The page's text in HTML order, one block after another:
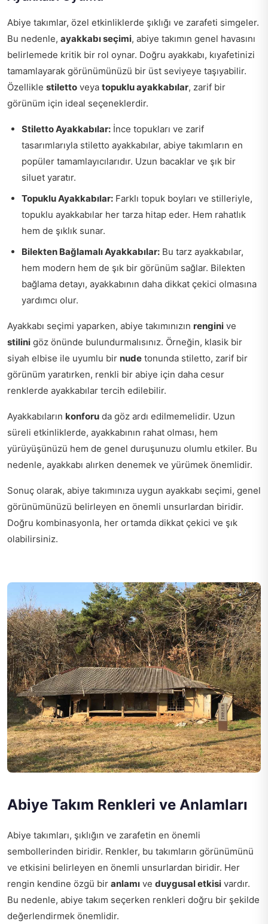
Abiye takımlar, özel etkinliklerde şıklığı ve zarafeti simgeler.
Bu nedenle, ayakkabı seçimi, abiye takımın genel havasını
belirlemede kritik bir rol oynar. Doğru ayakkabı, kıyafetinizi
tamamlayarak görünümünüzü bir üst seviyeye taşıyabilir.
Özellikle stiletto veya topuklu ayakkabılar, zarif bir
görünüm için ideal seçeneklerdir.
Stiletto Ayakkabılar: İnce topukları ve zarif
tasarımlarıyla stiletto ayakkabılar, abiye takımların en
popüler tamamlayıcılarıdır. Uzun bacaklar ve şık bir
siluet yaratır.
Topuklu Ayakkabılar: Farklı topuk boyları ve stilleriyle,
topuklu ayakkabılar her tarza hitap eder. Hem rahatlık
hem de şıklık sunar.
Bilekten Bağlamalı Ayakkabılar: Bu tarz ayakkabılar,
hem modern hem de şık bir görünüm sağlar. Bilekten
bağlama detayı, ayakkabının daha dikkat çekici olmasına
yardımcı olur.
Ayakkabı seçimi yaparken, abiye takımınızın rengini ve
stilini göz önünde bulundurmalısınız. Örneğin, klasik bir
siyah elbise ile uyumlu bir nude tonunda stiletto, zarif bir
görünüm yaratırken, renkli bir abiye için daha cesur
renklerde ayakkabılar tercih edilebilir.
Ayakkabıların konforu da göz ardı edilmemelidir. Uzun
süreli etkinliklerde, ayakkabının rahat olması, hem
yürüyüşünüzü hem de genel duruşunuzu olumlu etkiler. Bu
nedenle, ayakkabı alırken denemek ve yürümek önemlidir.
Sonuç olarak, abiye takımınıza uygun ayakkabı seçimi, genel
görünümünüzü belirleyen en önemli unsurlardan biridir.
Doğru kombinasyonla, her ortamda dikkat çekici ve şık
olabilirsiniz.
Abiye Takım Renkleri ve Anlamları
Abiye takımları, şıklığın ve zarafetin en önemli
sembollerinden biridir. Renkler, bu takımların görünümünü
ve etkisini belirleyen en önemli unsurlardan biridir. Her
rengin kendine özgü bir anlamı ve duygusal etkisi vardır.
Bu nedenle, abiye takım seçerken renkleri doğru bir şekilde
değerlendirmek önemlidir.